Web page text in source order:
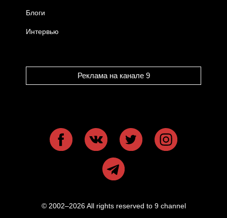
Блоги
Интервью
Реклама на канале 9
© 2002–2026 All rights reserved to 9 channel